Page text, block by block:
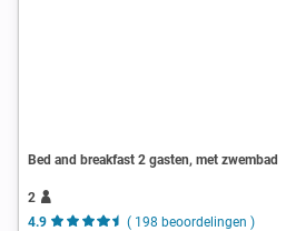
Bed and breakfast 2 gasten, met zwembad
2
4.9
( 198 beoordelingen )